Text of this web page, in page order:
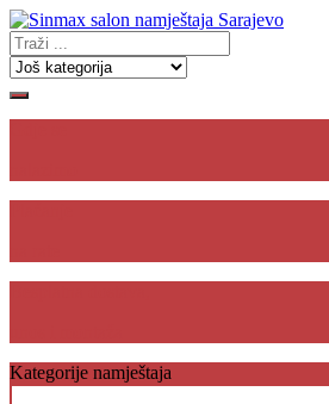
Kategorije namještaja